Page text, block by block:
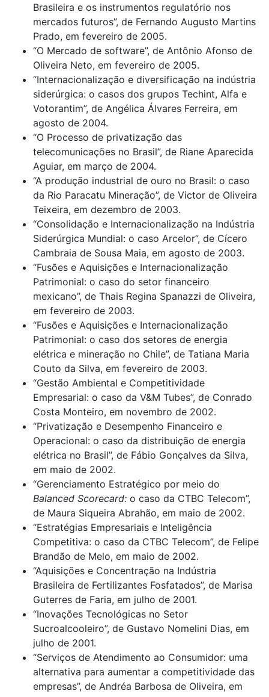
Brasileira e os instrumentos regulatório nos
mercados futuros”, de Fernando Augusto Martins
Prado, em fevereiro de 2005.
“O Mercado de software”, de Antônio Afonso de
Oliveira Neto, em fevereiro de 2005.
“Internacionalização e diversificação na indústria
siderúrgica: o casos dos grupos Techint, Alfa e
Votorantim”, de Angélica Álvares Ferreira, em
agosto de 2004.
“O Processo de privatização das
telecomunicações no Brasil”, de Riane Aparecida
Aguiar, em março de 2004.
“A produção industrial de ouro no Brasil: o caso
da Rio Paracatu Mineração”, de Victor de Oliveira
Teixeira, em dezembro de 2003.
“Consolidação e Internacionalização na Indústria
Siderúrgica Mundial: o caso Arcelor”, de Cícero
Cambraia de Sousa Maia, em agosto de 2003.
“Fusões e Aquisições e Internacionalização
Patrimonial: o caso do setor financeiro
mexicano”, de Thais Regina Spanazzi de Oliveira,
em fevereiro de 2003.
“Fusões e Aquisições e Internacionalização
Patrimonial: o caso dos setores de energia
elétrica e mineração no Chile”, de Tatiana Maria
Couto da Silva, em fevereiro de 2003.
“Gestão Ambiental e Competitividade
Empresarial: o caso da V&M Tubes”, de Conrado
Costa Monteiro, em novembro de 2002.
“Privatização e Desempenho Financeiro e
Operacional: o caso da distribuição de energia
elétrica no Brasil”, de Fábio Gonçalves da Silva,
em maio de 2002.
“Gerenciamento Estratégico por meio do
Balanced Scorecard: o caso da CTBC Telecom”,
de Maura Siqueira Abrahão, em maio de 2002.
“Estratégias Empresariais e Inteligência
Competitiva: o caso da CTBC Telecom”, de Felipe
Brandão de Melo, em maio de 2002.
“Aquisições e Concentração na Indústria
Brasileira de Fertilizantes Fosfatados”, de Marisa
Guterres de Faria, em julho de 2001.
“Inovações Tecnológicas no Setor
Sucroalcooleiro”, de Gustavo Nomelini Dias, em
julho de 2001.
“Serviços de Atendimento ao Consumidor: uma
alternativa para aumentar a competitividade das
empresas”, de Andréa Barbosa de Oliveira, em